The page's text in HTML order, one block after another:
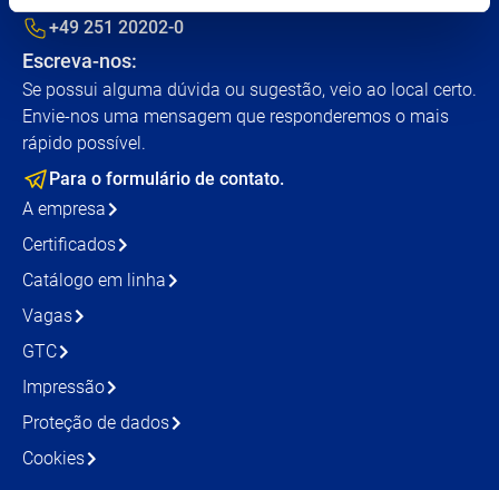
+49 251 20202-0
Escreva-nos:
Se possui alguma dúvida ou sugestão, veio ao local certo.
Envie-nos uma mensagem que responderemos o mais
rápido possível.
Para o formulário de contato.
A empresa
Certificados
Catálogo em linha
Vagas
GTC
Impressão
Proteção de dados
Cookies